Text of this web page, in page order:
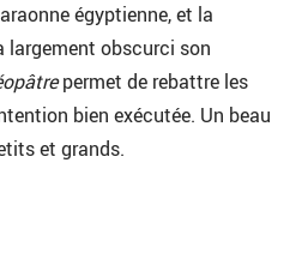
égyptienne, et la
largement obscurci son
permet de rebattre les
bien exécutée. Un beau
et grands.